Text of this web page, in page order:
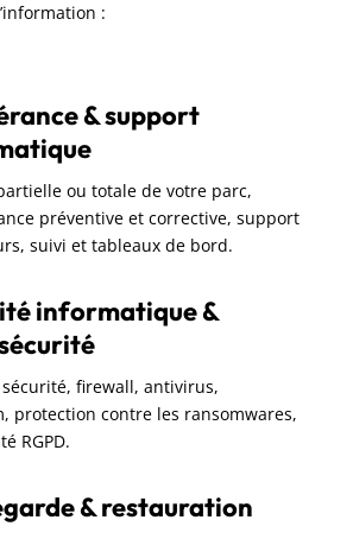
:
& support
ou totale de votre parc,
préventive et corrective, support
suivi et tableaux de bord.
informatique &
firewall, antivirus,
protection contre les ransomwares,
RGPD.
& restauration